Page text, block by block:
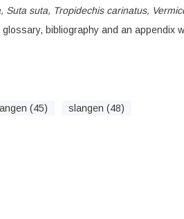
suta, Tropidechis carinatus,
bibliography and an appendix
(45)
slangen (48)